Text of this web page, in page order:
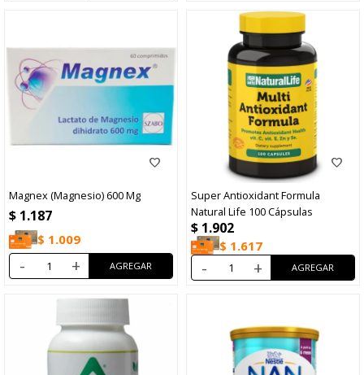
Magnex (Magnesio) 600 Mg
$ 1.187
$ 1.009
- +
Super Antioxidant Formula
Natural Life 100 Cápsulas
$ 1.902
$ 1.617
- +